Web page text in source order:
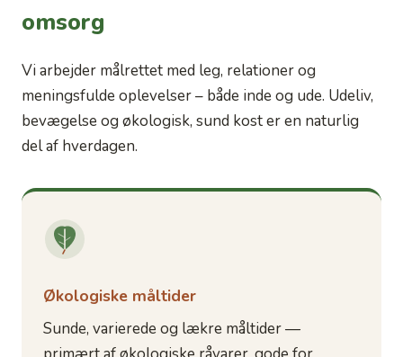
omsorg
Vi arbejder målrettet med leg, relationer og
meningsfulde oplevelser – både inde og ude. Udeliv,
bevægelse og økologisk, sund kost er en naturlig
del af hverdagen.
Økologiske måltider
Sunde, varierede og lækre måltider —